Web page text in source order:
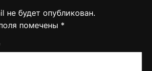
не будет опубликован.
помечены *